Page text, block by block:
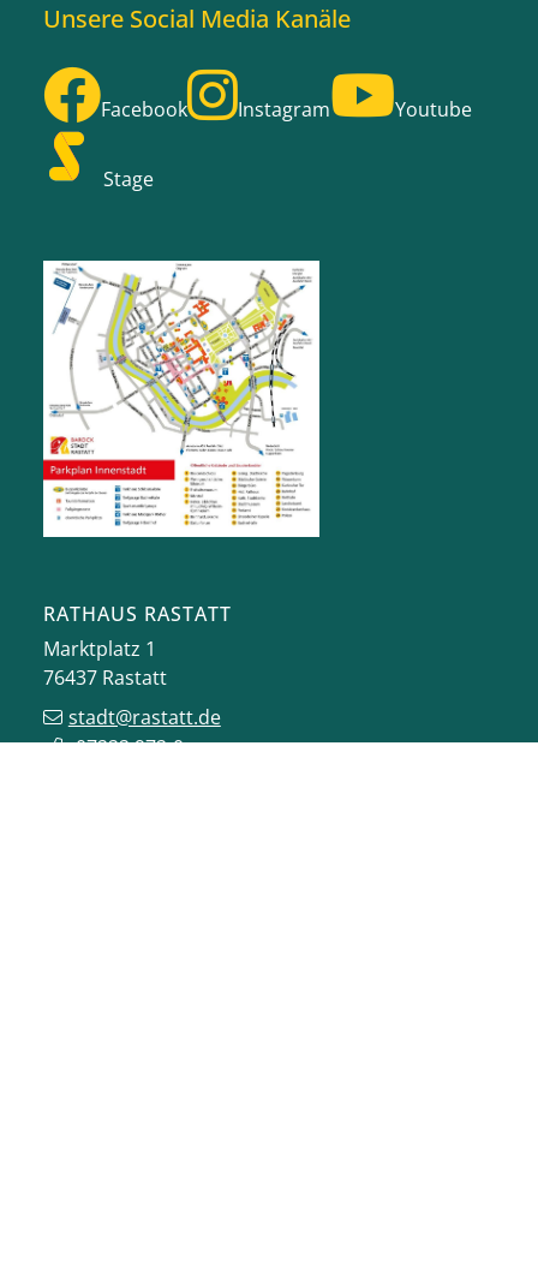
Unsere Social Media Kanäle
Facebook Instagram Youtube
Stage
RATHAUS RASTATT
Marktplatz 1
76437 Rastatt
stadt@rastatt.de
07222 972-0